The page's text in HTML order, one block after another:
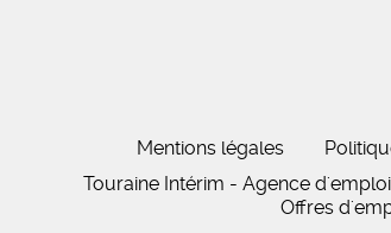
Mentions légales
Touraine Intérim - Agence
Offres